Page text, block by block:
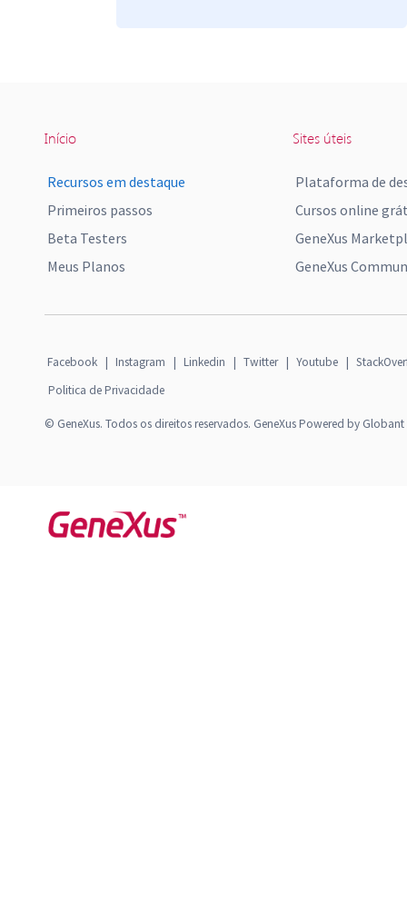
Início
Recursos em destaque
Primeiros passos
Beta Testers
Meus Planos
Sites úteis
Plataforma de
Cursos online
GeneXus
GeneXus
Facebook | Instagram | Linkedin | Twitter | Youtube |
Politica de Privacidade
© GeneXus. Todos os direitos reservados. GeneXus Powered by Globant